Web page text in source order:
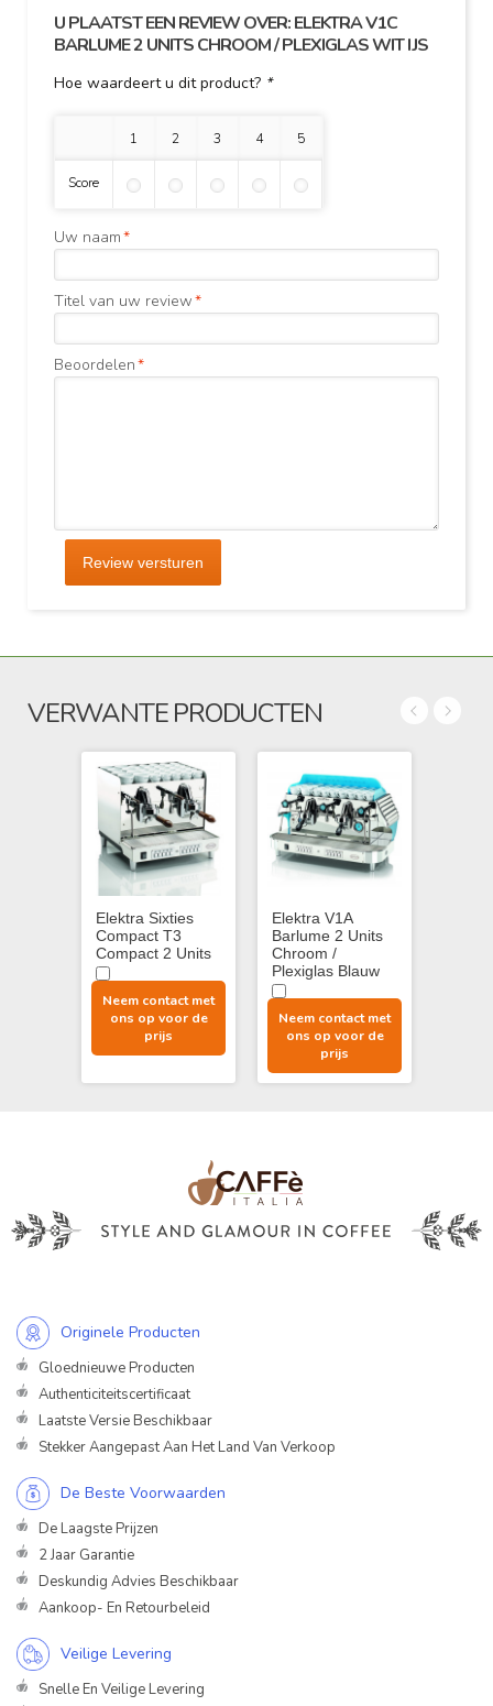
U PLAATST EEN REVIEW OVER:ELEKTRA V1C
BARLUME 2 UNITS CHROOM / PLEXIGLAS WIT IJS
Hoe waardeert u dit product? *
1 ster 2 sterren3 sterren4 sterren5 sterren
Score
*
Uw naam
*
Titel van uw review
*
Beoordelen
Review versturen
VERWANTE PRODUCTEN
Elektra Sixties
Compact T3
Compact 2 Units
Neem contact met
ons op voor de
prijs
Elektra V1A
Barlume 2 Units
Chroom /
Plexiglas Blauw
Neem contact met
ons op voor de
prijs
Originele Producten
Gloednieuwe Producten
Authenticiteitscertificaat
Laatste Versie Beschikbaar
Stekker Aangepast Aan Het Land Van Verkoop
De Beste Voorwaarden
De Laagste Prijzen
2 Jaar Garantie
Deskundig Advies Beschikbaar
Aankoop- En Retourbeleid
Veilige Levering
Snelle En Veilige Levering